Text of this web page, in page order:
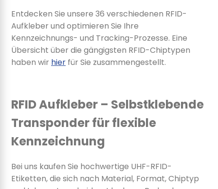
Entdecken Sie unsere 36 verschiedenen RFID-
Aufkleber und optimieren Sie Ihre
Kennzeichnungs- und Tracking-Prozesse. Eine
Übersicht über die gängigsten RFID-Chiptypen
haben wir hier für Sie zusammengestellt.
RFID Aufkleber – Selbstklebende
Transponder für flexible
Kennzeichnung
Bei uns kaufen Sie hochwertige UHF-RFID-
Etiketten, die sich nach Material, Format, Chiptyp